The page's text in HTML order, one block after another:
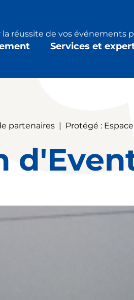
réussite de vos événements
Services et
partenaires | Protégé :